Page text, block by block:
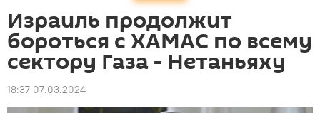
Израиль продолжит
бороться с ХАМАС по всему
сектору Газа - Нетаньяху
18:37 07.03.2024